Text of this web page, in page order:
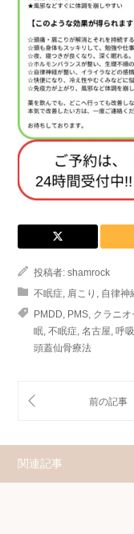
投稿者: shamrock
不眠症, 肩こり , 自律神
PMDD, PMS, クラニ
眠, 不眠症, 名古屋, 呼
頭蓋仙骨療法
関連記事